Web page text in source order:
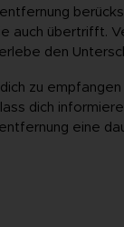
auch übertrifft.
den
zu
dich
eine